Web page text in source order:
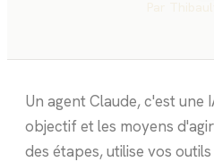
Un agent Claude, c'est une
objectif et les moyens
des étapes, utilise vos